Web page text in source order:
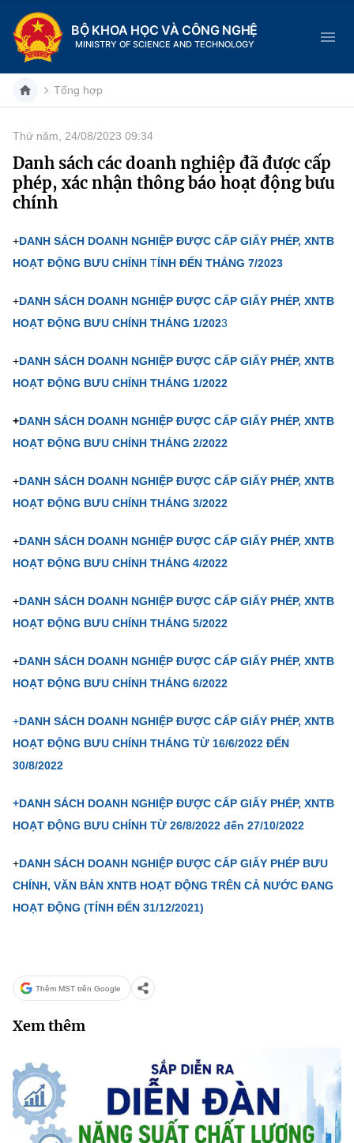
BỘ KHOA HỌC VÀ CÔNG NGHỆ
MINISTRY OF SCIENCE AND TECHNOLOGY
Danh mục
Trang chủ
Chức năng nhiệm vụ
Cơ cấu tổ chức
Sở Khoa học và Công nghệ
Tin tức sự kiện
Khoa học và Công nghệ
Chuyển đổi số
Bưu chính, Viễn thông
Năng lượng nguyên tử
Tin tổng hợp
Tin địa phương
Dịch vụ công
Lấy ý kiến người dân về dự thảo VBQPPL
Khoa học và Công nghệ
Đổi mới sáng tạo
Bưu chính, Viễn thông
Sở hữu trí tuệ
Năng lượng nguyên tử
Multimedia
THƯ ĐIỆN TỬ
Khác
Videos
Nhiệm vụ trọng tâm
Chọn ngôn ngữ
Vietnamese English
BỘ KHOA HỌC VÀ CÔNG NGHỆ
Theo dõi MST:
Liên hệ
Địa chỉ: Ban Biên tập Cổng TTĐT - 18 Nguyễn Du, TP. Hà Nội
Email: stc@mst.gov.vn
(Ghi rõ nguồn "https://mst.gov.vn" khi phát hành lại thông tin từ
website này)
Tổng hợp
Thứ năm, 24/08/2023 09:34
Danh sách các doanh nghiệp đã được cấp
phép, xác nhận thông báo hoạt động bưu
chính
+DANH SÁCH DOANH NGHIỆP ĐƯỢC CẤP GIẤY PHÉP, XNTB
HOẠT ĐỘNG BƯU CHÍNH TÍNH ĐẾN THÁNG 7/2023
+DANH SÁCH DOANH NGHIỆP ĐƯỢC CẤP GIẤY PHÉP, XNTB
HOẠT ĐỘNG BƯU CHÍNH THÁNG 1/2023
+DANH SÁCH DOANH NGHIỆP ĐƯỢC CẤP GIẤY PHÉP, XNTB
HOẠT ĐỘNG BƯU CHÍNH THÁNG 1/2022
+DANH SÁCH DOANH NGHIỆP ĐƯỢC CẤP GIẤY PHÉP, XNTB
HOẠT ĐỘNG BƯU CHÍNH THÁNG 2/2022
+DANH SÁCH DOANH NGHIỆP ĐƯỢC CẤP GIẤY PHÉP, XNTB
HOẠT ĐỘNG BƯU CHÍNH THÁNG 3/2022
+DANH SÁCH DOANH NGHIỆP ĐƯỢC CẤP GIẤY PHÉP, XNTB
HOẠT ĐỘNG BƯU CHÍNH THÁNG 4/2022
+DANH SÁCH DOANH NGHIỆP ĐƯỢC CẤP GIẤY PHÉP, XNTB
HOẠT ĐỘNG BƯU CHÍNH THÁNG 5/2022
+DANH SÁCH DOANH NGHIỆP ĐƯỢC CẤP GIẤY PHÉP, XNTB
HOẠT ĐỘNG BƯU CHÍNH THÁNG 6/2022
+DANH SÁCH DOANH NGHIỆP ĐƯỢC CẤP GIẤY PHÉP, XNTB
HOẠT ĐỘNG BƯU CHÍNH THÁNG TỪ 16/6/2022 ĐẾN
30/8/2022
+DANH SÁCH DOANH NGHIỆP ĐƯỢC CẤP GIẤY PHÉP, XNTB
HOẠT ĐỘNG BƯU CHÍNH TỪ 26/8/2022 đến 27/10/2022
+DANH SÁCH DOANH NGHIỆP ĐƯỢC CẤP GIẤY PHÉP BƯU
CHÍNH, VĂN BẢN XNTB HOẠT ĐỘNG TRÊN CẢ NƯỚC ĐANG
HOẠT ĐỘNG (TÍNH ĐẾN 31/12/2021)
Thêm MST trên Google
Xem thêm